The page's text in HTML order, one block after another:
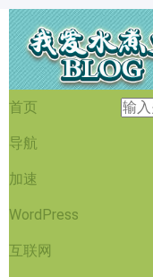
首页
导航
加速
WordPress
互联网